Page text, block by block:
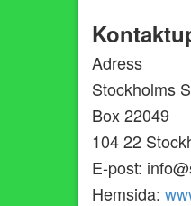
Adress
Stockholms
Box 22049
104 22
E-post:
Hemsida: